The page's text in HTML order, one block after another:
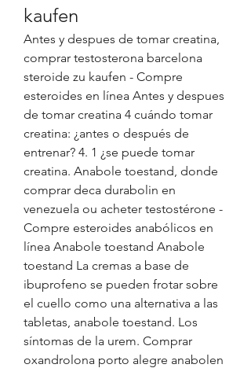
kaufen
Antes y despues de tomar creatina,
comprar testosterona barcelona
steroide zu kaufen - Compre
esteroides en línea Antes y despues
de tomar creatina 4 cuándo tomar
creatina: ¿antes o después de
entrenar? 4. 1 ¿se puede tomar
creatina. Anabole toestand, donde
comprar deca durabolin en
venezuela ou acheter testostérone -
Compre esteroides anabólicos en
línea Anabole toestand Anabole
toestand La cremas a base de
ibuprofeno se pueden frotar sobre
el cuello como una alternativa a las
tabletas, anabole toestand. Los
síntomas de la urem. Comprar
oxandrolona porto alegre anabolen